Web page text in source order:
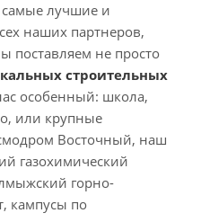
лучшие и
наших партнеров,
поставляем не просто
строительных
особенный: школа,
или крупные
Восточный, наш
газохимический
горно-
кампусы по